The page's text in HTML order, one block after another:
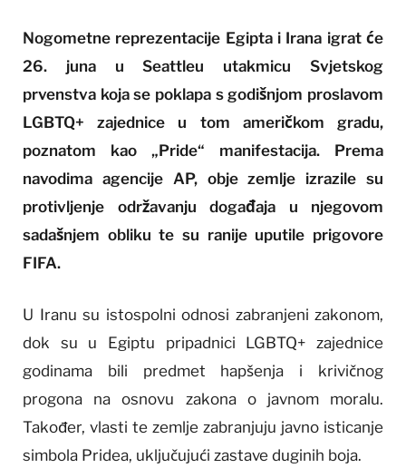
Nogometne reprezentacije Egipta i Irana igrat će
26. juna u Seattleu utakmicu Svjetskog
prvenstva koja se poklapa s godišnjom proslavom
LGBTQ+ zajednice u tom američkom gradu,
poznatom kao „Pride“ manifestacija. Prema
navodima agencije AP, obje zemlje izrazile su
protivljenje održavanju događaja u njegovom
sadašnjem obliku te su ranije uputile prigovore
FIFA.
U Iranu su istospolni odnosi zabranjeni zakonom,
dok su u Egiptu pripadnici LGBTQ+ zajednice
godinama bili predmet hapšenja i krivičnog
progona na osnovu zakona o javnom moralu.
Također, vlasti te zemlje zabranjuju javno isticanje
simbola Pridea, uključujući zastave duginih boja.